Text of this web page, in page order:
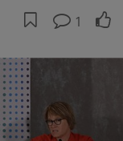
1